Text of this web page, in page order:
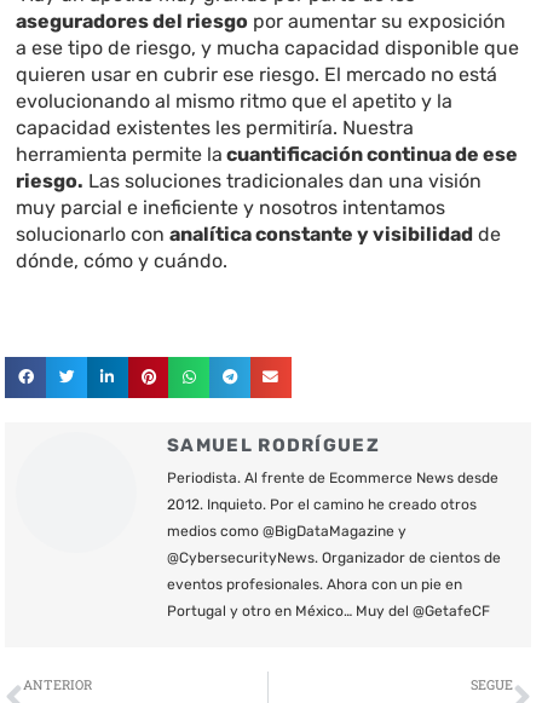
aseguradores del riesgo por aumentar su exposición
a ese tipo de riesgo, y mucha capacidad disponible que
quieren usar en cubrir ese riesgo. El mercado no está
evolucionando al mismo ritmo que el apetito y la
capacidad existentes les permitiría. Nuestra
herramienta permite la cuantificación continua de ese
riesgo. Las soluciones tradicionales dan una visión
muy parcial e ineficiente y nosotros intentamos
solucionarlo conanalítica constante y visibilidad de
dónde, cómo y cuándo.
SAMUEL RODRÍGUEZ
Periodista. Al frente de Ecommerce News desde
2012. Inquieto. Por el camino he creado otros
medios como @BigDataMagazine y
@CybersecurityNews. Organizador de cientos de
eventos profesionales. Ahora con un pie en
Portugal y otro en México… Muy del @GetafeCF
Ant
ANTERIOR SEGUE